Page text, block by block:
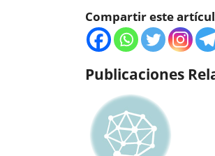
Compartir este
Publicaciones